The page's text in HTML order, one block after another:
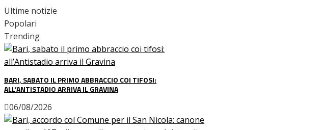
Ultime notizie
Popolari
Trending
BARI, SABATO IL PRIMO ABBRACCIO COI TIFOSI:
ALL’ANTISTADIO ARRIVA IL GRAVINA
06/08/2026